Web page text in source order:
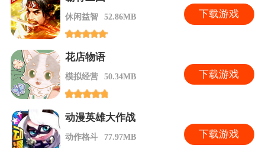
休闲益智 52.86MB 下载游戏
花店物语
模拟经营 50.34MB 下载游戏
动漫英雄大作战
动作格斗 77.97MB 下载游戏